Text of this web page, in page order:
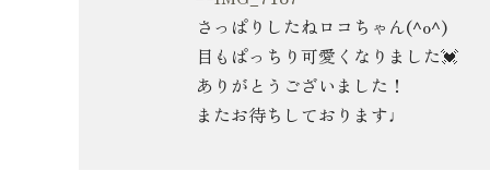
さっぱりしたねロコちゃん(^o^)
目もぱっちり可愛くなりました💓
ありがとうございました！
またお待ちしております♩